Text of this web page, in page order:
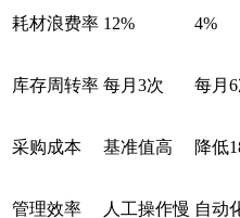
耗材浪费率 12% 4%
库存周转率 每月3次 每月
采购成本 基准值高 降低
管理效率 人工操作慢 自动